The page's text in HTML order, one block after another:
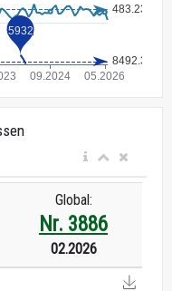
Global:
Nr. 3886
02.2026